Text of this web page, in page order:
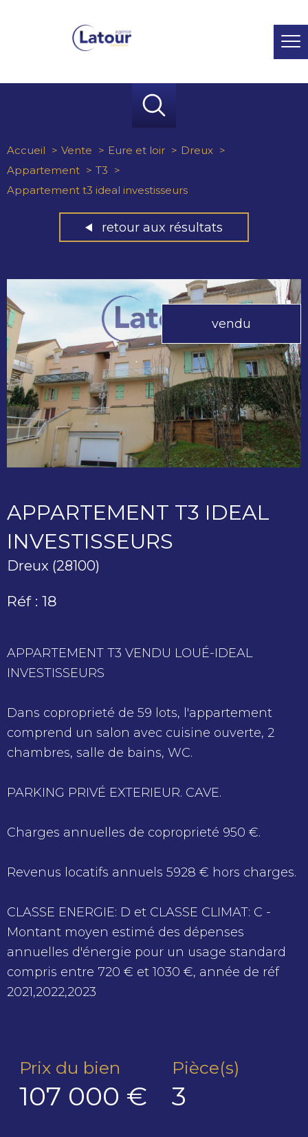
Accueil Vente Eure et loir
Dreux
Appartement
T3
Appartement t3 ideal investisseurs
retour aux résultats
vendu
APPARTEMENT T3 IDEAL
INVESTISSEURS
Dreux (28100)
Réf : 18
APPARTEMENT T3 VENDU LOUÉ-IDEAL
INVESTISSEURS
Dans coproprieté de 59 lots, l'appartement
comprend un salon avec cuisine ouverte, 2
chambres, salle de bains, WC.
PARKING PRIVÉ EXTERIEUR. CAVE.
Charges annuelles de coproprieté 950 €.
Revenus locatifs annuels 5928 € hors charges.
CLASSE ENERGIE: D et CLASSE CLIMAT: C -
Montant moyen estimé des dépenses
annuelles d'énergie pour un usage standard
compris entre 720 € et 1030 €, année de réf
2021,2022,2023
Prix du bien
107 000 €
Pièce(s)
3